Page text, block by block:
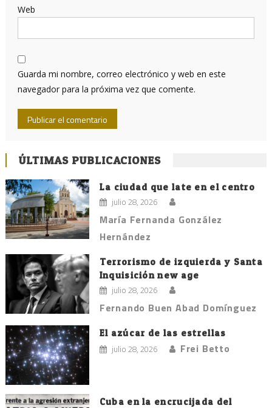
Web
Guarda mi nombre, correo electrónico y web en este
navegador para la próxima vez que comente.
ÚLTIMAS PUBLICACIONES
La ciudad que late en el centro
julio 28, 2026
María Fernanda González
Hernández
Terrorismo de izquierda y Santa
Inquisición new age
julio 28, 2026
Fernando Buen Abad Domínguez
El azúcar de las estrellas
julio 28, 2026 Frei Betto
Cuba en la encrucijada del